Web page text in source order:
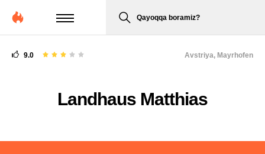
Qayoqqa boramiz?
9.0
Landhaus Matthias
Avstriya, Mayrhofen